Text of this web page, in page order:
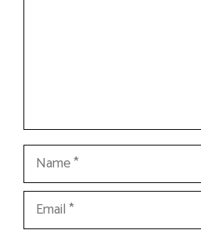
Name
Email